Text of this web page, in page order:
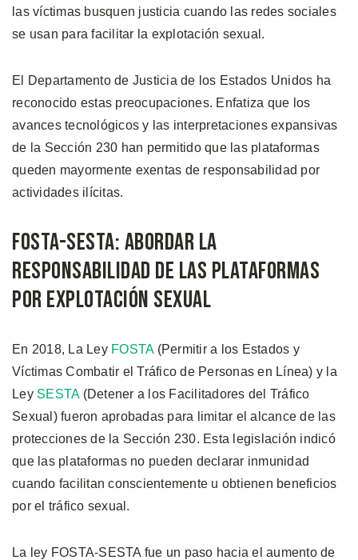
las víctimas busquen justicia cuando las redes sociales
se usan para facilitar la explotación sexual.
El Departamento de Justicia de los Estados Unidos ha
reconocido estas preocupaciones. Enfatiza que los
avances tecnológicos y las interpretaciones expansivas
de la Sección 230 han permitido que las plataformas
queden mayormente exentas de responsabilidad por
actividades ilícitas.
FOSTA-SESTA: Abordar la
Responsabilidad de las Plataformas
por Explotación Sexual
En 2018, La Ley FOSTA(Permitir a los Estados y
Víctimas Combatir el Tráfico de Personas en Línea) y la
Ley SESTA(Detener a los Facilitadores del Tráfico
Sexual) fueron aprobadas para limitar el alcance de las
protecciones de la Sección 230. Esta legislación indicó
que las plataformas no pueden declarar inmunidad
cuando facilitan conscientemente u obtienen beneficios
por el tráfico sexual.
La ley FOSTA-SESTA fue un paso hacia el aumento de